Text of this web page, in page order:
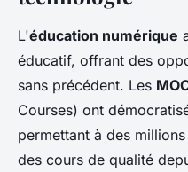
L'éducation numérique
éducatif, offrant des
sans précédent. Les
Courses) ont
permettant à des
des cours de qualité